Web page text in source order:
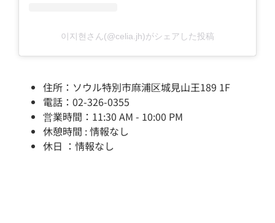
이지현さん(@celia.jh)がシェアした投稿
住所：ソウル特別市麻浦区城見山王189 1F
電話：02-326-0355
営業時間：11:30 AM - 10:00 PM
休憩時間 : 情報なし
休日 ：情報なし